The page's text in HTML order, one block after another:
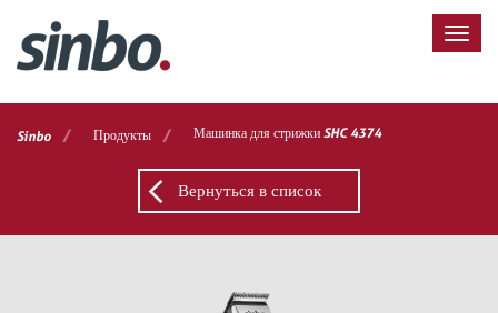
Sinbo / Продукты / Машинка для стрижки SHC 4374
Вернуться в список